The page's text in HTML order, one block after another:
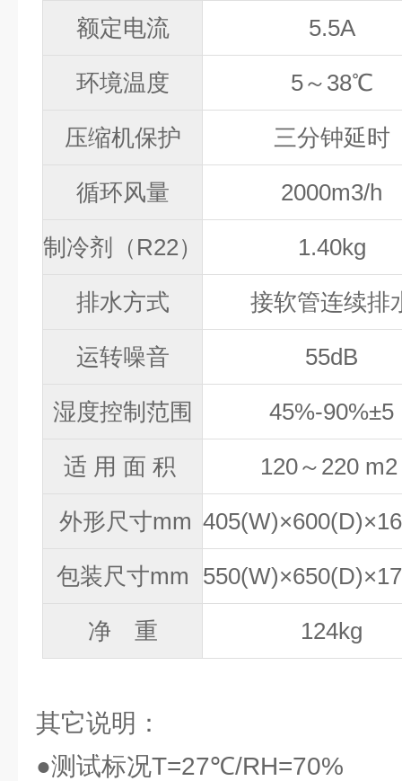
额定电流 5.5A
环境温度 5～ 38℃
压缩机保护 三分钟延时
循环风量 2000m3/h
制冷剂（R22） 1.40kg
排水方式 接软管连续排
运转噪音 55dB
湿度控制范围 45%-90%±5
适 用 面 积 120～ 220 m2
外形尺寸mm
包装尺寸mm
净 重 124kg
其它说明：
●测试标况T=27℃/RH=70%